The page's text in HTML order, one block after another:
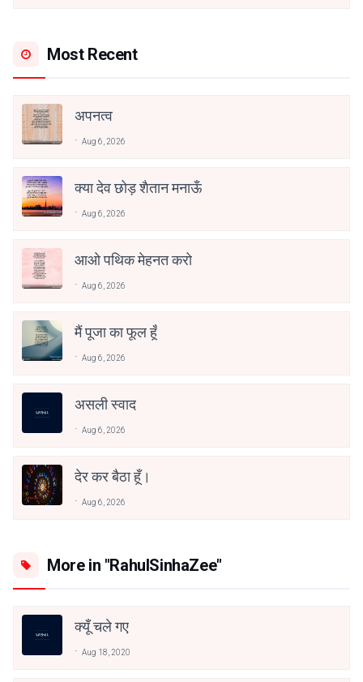
Most Recent
अपनत्व
Aug 6, 2026
क्या देव छोड़ शैतान मनाऊँ
Aug 6, 2026
आओ पथिक मेहनत करो
Aug 6, 2026
मैं पूजा का फूल हूँ
Aug 6, 2026
असली स्वाद
Aug 6, 2026
देर कर बैठा हूँ।
Aug 6, 2026
More in "RahulSinhaZee"
क्यूँ चले गए
Aug 18, 2020